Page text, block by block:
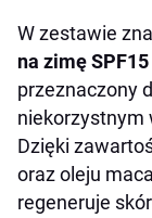
W zestawie
na zimę
przeznaczony
niekorzystnym
Dzięki
oraz oleju
regeneruje